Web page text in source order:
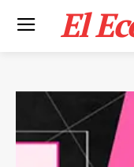
El